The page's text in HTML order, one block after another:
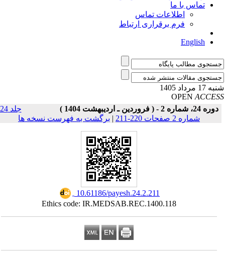
تماس با ما
اطلاعات تماس
فرم برقراری ارتباط
English
مرداد 1405
OPEN
دوره 24، شماره 2 - ( فروردین ـ اردیبهشت 1404 )
جلد 24
شماره 2 صفحات 220-211
| برگشت به فهرست نسخه ها
‎ 10.61186/payesh.24.2.211
Ethics code: IR.MEDSAB.REC.1400.118